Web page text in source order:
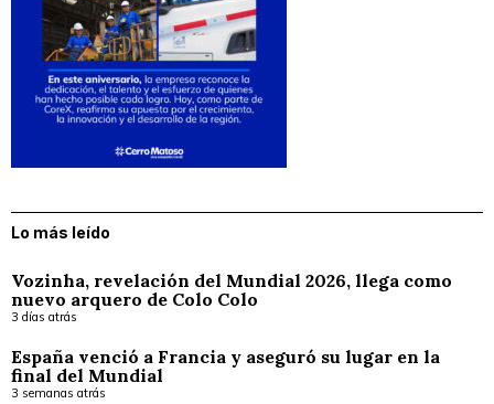
Lo más leído
Vozinha, revelación del Mundial 2026, llega como
nuevo arquero de Colo Colo
3 días atrás
España venció a Francia y aseguró su lugar en la
final del Mundial
3 semanas atrás